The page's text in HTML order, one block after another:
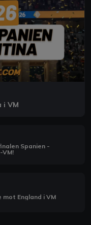
i VM
Spanien -
mot England i VM